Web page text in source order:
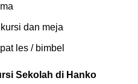
dan meja
les / bimbel
Sekolah di Hanko